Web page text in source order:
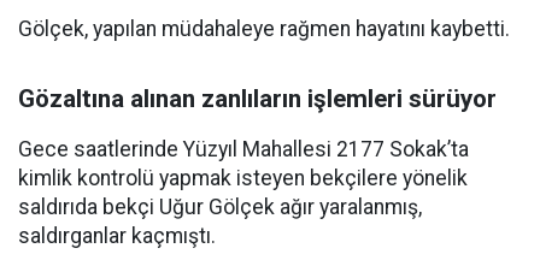
Gölçek, yapılan müdahaleye rağmen hayatını kaybetti.
Gözaltına alınan zanlıların işlemleri sürüyor
Gece saatlerinde Yüzyıl Mahallesi 2177 Sokak’ta
kimlik kontrolü yapmak isteyen bekçilere yönelik
saldırıda bekçi Uğur Gölçek ağır yaralanmış,
saldırganlar kaçmıştı.